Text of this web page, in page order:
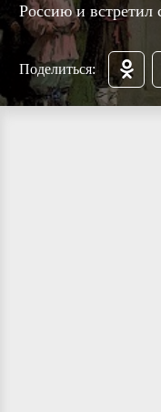
Россию и встретил
Поделиться: